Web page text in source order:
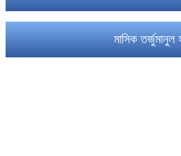
মাসিক তর্জুমানুল